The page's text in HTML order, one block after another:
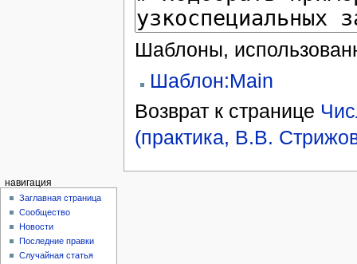
Шаблоны,
Шаблон:Main
Возврат к странице
(практика, В.В.
навигация
Заглавная страница
Сообщество
Новости
Последние правки
Случайная статья